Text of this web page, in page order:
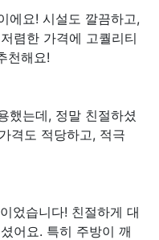
에요! 시설도 깔끔하고,
렴한 가격에 고퀄리티
천해요!
했는데, 정말 친절하셨
격도 적당하고, 적극
었습니다! 친절하게 대
어요. 특히 주방이 깨